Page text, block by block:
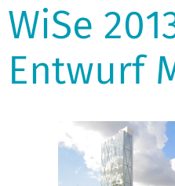
WiSe
Entwurf